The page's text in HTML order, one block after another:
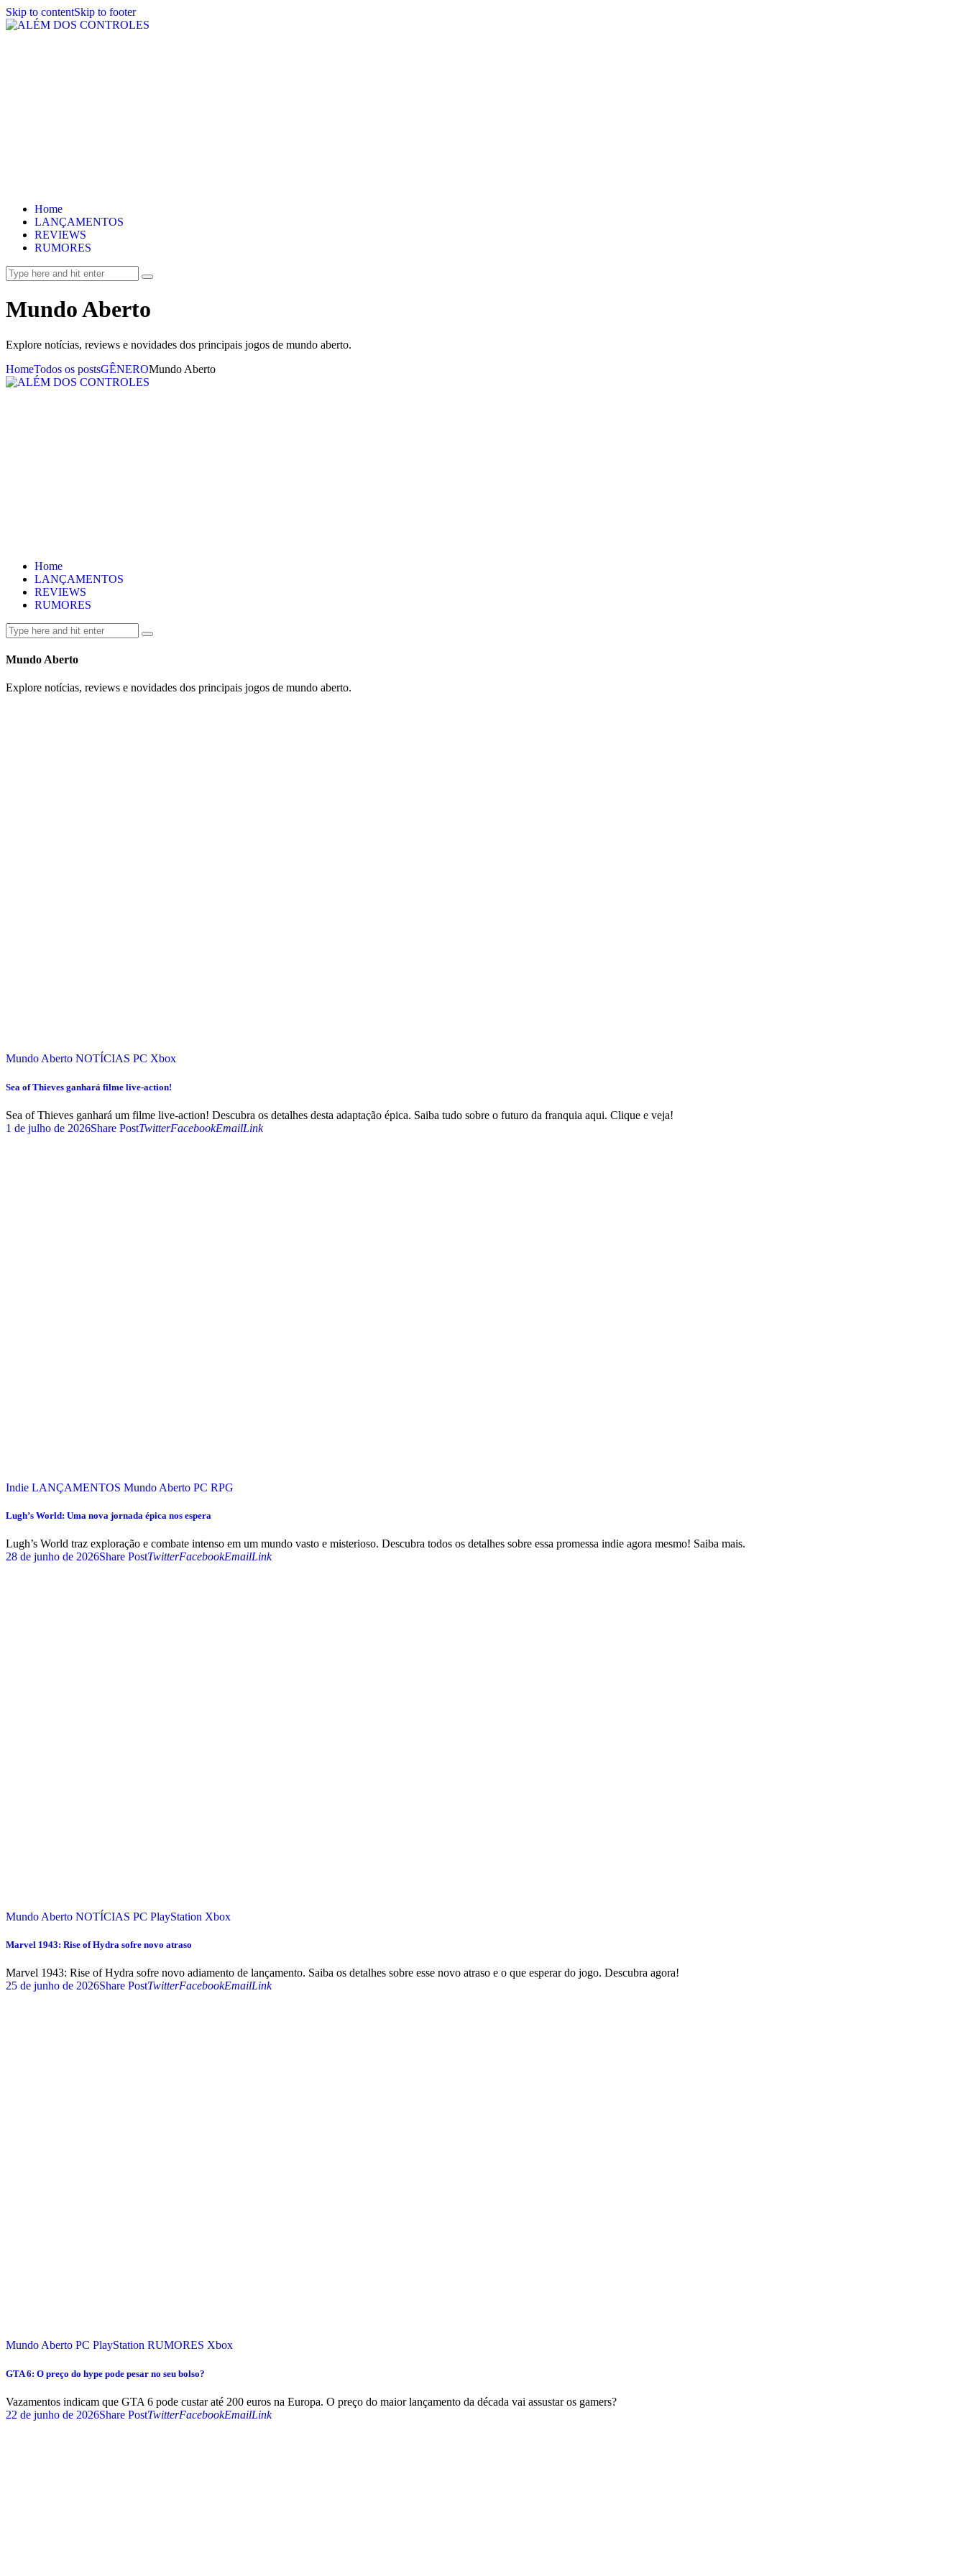
Skip to contentSkip to footer
Home
LANÇAMENTOS
REVIEWS
RUMORES
Mundo Aberto
Explore notícias, reviews e novidades dos principais jogos de mundo aberto.
HomeTodos os postsGÊNEROMundo Aberto
Home
LANÇAMENTOS
REVIEWS
RUMORES
Mundo Aberto
Explore notícias, reviews e novidades dos principais jogos de mundo aberto.
Mundo Aberto NOTÍCIAS PC Xbox
Sea of Thieves ganhará filme live-action!
Sea of Thieves ganhará um filme live-action! Descubra os detalhes desta adaptação épica. Saiba tudo sobre o futuro da franquia aqui. Clique e veja!
1 de julho de 2026Share PostTwitterFacebookEmailLink
Indie LANÇAMENTOS Mundo Aberto PC RPG
Lugh’s World: Uma nova jornada épica nos espera
Lugh’s World traz exploração e combate intenso em um mundo vasto e misterioso. Descubra todos os detalhes sobre essa promessa indie agora mesmo! Saiba mais.
28 de junho de 2026Share PostTwitterFacebookEmailLink
Mundo Aberto NOTÍCIAS PC PlayStation Xbox
Marvel 1943: Rise of Hydra sofre novo atraso
Marvel 1943: Rise of Hydra sofre novo adiamento de lançamento. Saiba os detalhes sobre esse novo atraso e o que esperar do jogo. Descubra agora!
25 de junho de 2026Share PostTwitterFacebookEmailLink
Mundo Aberto PC PlayStation RUMORES Xbox
GTA 6: O preço do hype pode pesar no seu bolso?
Vazamentos indicam que GTA 6 pode custar até 200 euros na Europa. O preço do maior lançamento da década vai assustar os gamers?
22 de junho de 2026Share PostTwitterFacebookEmailLink